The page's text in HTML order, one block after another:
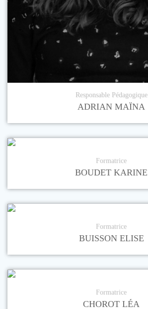
Responsable Pédagogique
ADRIAN MAÏNA
Formatrice
BOUDET KARINE
Formatrice
BUISSON ELISE
Formatrice
CHOROT LÉA